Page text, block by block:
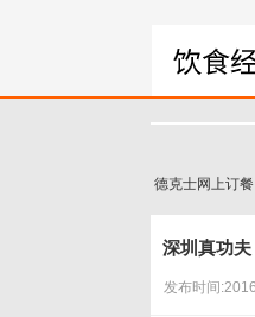
德克士网上订餐
深圳真功夫
发布时间